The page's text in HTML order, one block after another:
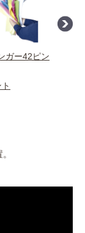
ガー42ピン